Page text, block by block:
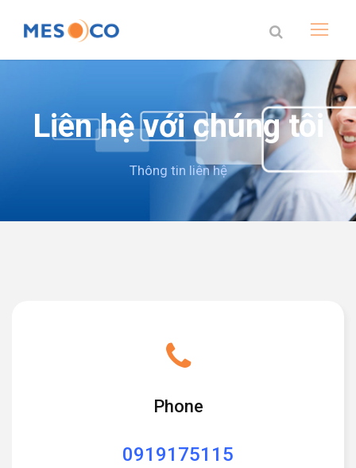
Liên hệ với chúng tôi
Thông tin liên hệ
Phone
0919175115